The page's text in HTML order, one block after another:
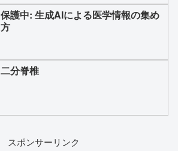
保護中: 生成AIによる医学情報の集め
方
二分脊椎
スポンサーリンク